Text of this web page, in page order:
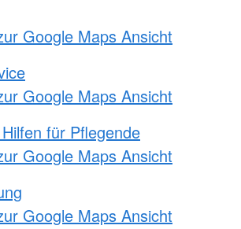
Google Maps Ansicht
Google Maps Ansicht
für Pflegende
Google Maps Ansicht
Google Maps Ansicht